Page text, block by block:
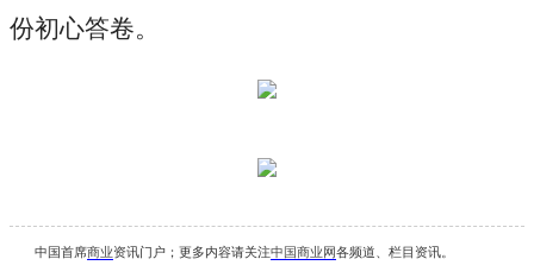
份初心答卷。
中国首席商业资讯门户；更多内容请关注中国商业网各频道、栏目资讯